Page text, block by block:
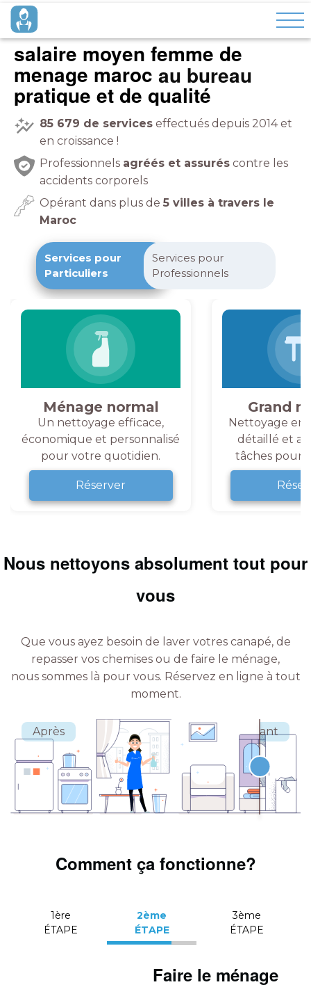
salaire moyen femme de
menage maroc
pratique et de qualité
85 679 de services effectués depuis 2014 et
en croissance !
Professionnels agréés et assurés contre les
accidents corporels
Opérant dans plus de 5 villes à travers le
Maroc
Services pour
Particuliers
Services pour
Professionnels
Ménage normal
Un nettoyage efficace,
économique et personnalisé
pour votre quotidien.
Réserver
Grand
Nettoyage en
détaillé et
tâches pour
Nous nettoyons absolument tout pour
vous
Que vous ayez besoin de laver votres canapé, de
repasser vos chemises ou de faire le ménage,
nous sommes là pour vous. Réservez en ligne à tout
moment.
Comment ça fonctionne?
1ère
ÉTAPE
2ème
ÉTAPE
3ème
ÉTAPE
Faire le ménage